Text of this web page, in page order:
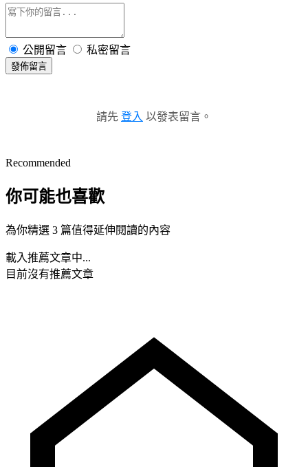
公開留言 私密留言
發佈留言
請先 登入 以發表留言。
Recommended
你可能也喜歡
為你精選 3 篇值得延伸閱讀的內容
載入推薦文章中...
目前沒有推薦文章